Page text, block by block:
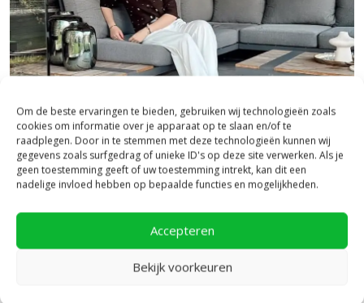
Om de beste ervaringen te bieden, gebruiken wij technologieën zoals
cookies om informatie over je apparaat op te slaan en/of te
raadplegen. Door in te stemmen met deze technologieën kunnen wij
gegevens zoals surfgedrag of unieke ID's op deze site verwerken. Als je
geen toestemming geeft of uw toestemming intrekt, kan dit een
nadelige invloed hebben op bepaalde functies en mogelijkheden.
Accepteren
Bekijk voorkeuren
Bezoek onze vestiging in Heerde,
inspiratie binnen én buiten!
Laat je inspireren in ons 2.500 m² experience centre,
bestratingstrends, zie je materialen in het echt en krijg